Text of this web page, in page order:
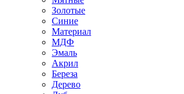
Золотые
Синие
Материал
МДФ
Эмаль
Акрил
Береза
Дерево